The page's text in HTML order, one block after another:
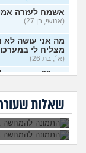
אשמח לעזרה
(אנושי, בן 27)
מה אני עושה לא
מצליח לי
(א׳, בת 26)
בת 28 ואף
בדייט ראשון?
אקסית מתנהגת
בן 33)
בחיים לא הייתי
יודע איך. איך
שאלות
אבא של בעלי
מה לעשות?
מה לעשות עם
העובדה שאשתי
הרימה עליי ידיים?